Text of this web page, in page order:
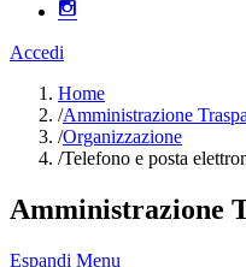
Accedi
Home
/Amministrazione
/Organizzazione
/Telefono e posta
Amministrazione
Espandi Menu